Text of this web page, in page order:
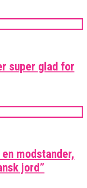
super glad for
modstander,
jord”